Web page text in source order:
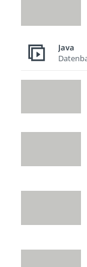
Java